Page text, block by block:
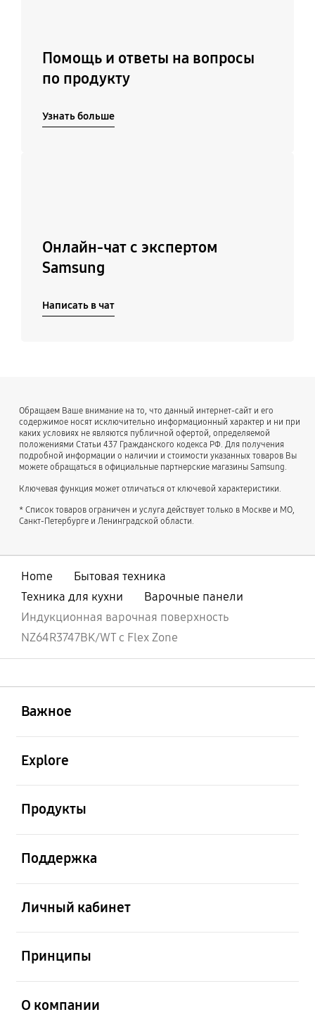
Помощь и ответы на вопросы
по продукту
Узнать больше
Онлайн-чат с экспертом
Samsung
Написать в чат
Обращаем Ваше внимание на то, что данный интернет-сайт и его
содержимое носят исключительно информационный характер и ни при
каких условиях не являются публичной офертой, определяемой
положениями Статьи 437 Гражданского кодекса РФ. Для получения
подробной информации о наличии и стоимости указанных товаров Вы
можете обращаться в официальные партнерские магазины Samsung.
Ключевая функция может отличаться от ключевой характеристики.
* Список товаров ограничен и услуга действует только в Москве и МО,
Санкт-Петербурге и Ленинградской области.
Home
Бытовая техника
Техника для кухни
Варочные панели
Индукционная варочная поверхность
NZ64R3747BK/WT с Flex Zone
Важное
Explore
Продукты
Поддержка
Личный кабинет
Принципы
О компании